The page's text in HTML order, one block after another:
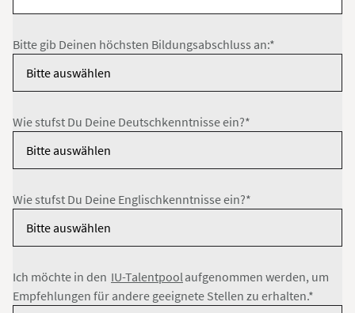
Bitte gib Deinen höchsten Bildungsabschluss an:*
Wie stufst Du Deine Deutschkenntnisse ein?*
Wie stufst Du Deine Englischkenntnisse ein?*
Ich möchte in den IU-Talentpoolaufgenommen werden, um
Empfehlungen für andere geeignete Stellen zu erhalten.*